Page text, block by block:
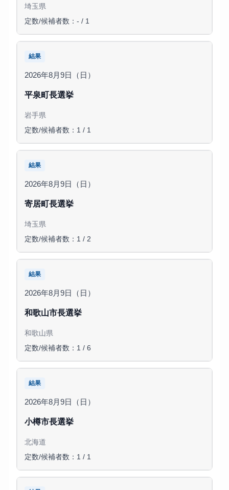
埼玉県
定数/候補者数：- / 1
結果
2026年8月9日（日）
平泉町長選挙
岩手県
定数/候補者数：1 / 1
結果
2026年8月9日（日）
寄居町長選挙
埼玉県
定数/候補者数：1 / 2
結果
2026年8月9日（日）
和歌山市長選挙
和歌山県
定数/候補者数：1 / 6
結果
2026年8月9日（日）
小樽市長選挙
北海道
定数/候補者数：1 / 1